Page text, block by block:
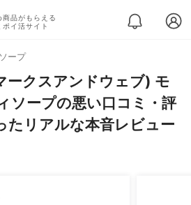
商品がもらえる
ポイ活サイト
ープ
ークスアンドウェブ) モ
ソープの悪い口コミ・評
たリアルな本音レビュー